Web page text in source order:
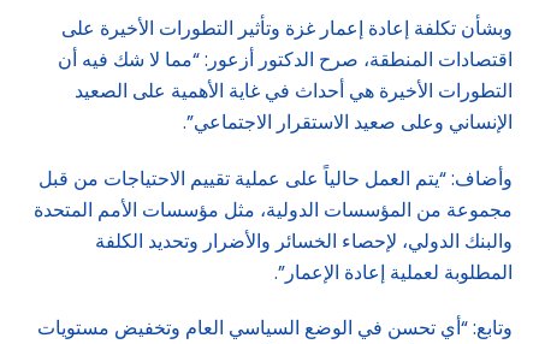
وبشأن تكلفة إعادة إعمار غزة وتأثير التطورات الأخيرة على
اقتصادات المنطقة، صرح الدكتور أزعور: “مما لا شك فيه أن
التطورات الأخيرة هي أحداث في غاية الأهمية على الصعيد
الإنساني وعلى صعيد الاستقرار الاجتماعي”.
وأضاف: “يتم العمل حالياً على عملية تقييم الاحتياجات من قبل
مجموعة من المؤسسات الدولية، مثل مؤسسات الأمم المتحدة
والبنك الدولي، لإحصاء الخسائر والأضرار وتحديد الكلفة
المطلوبة لعملية إعادة الإعمار”.
وتابع: “أي تحسن في الوضع السياسي العام وتخفيض مستويات